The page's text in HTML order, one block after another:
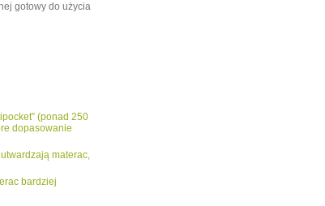
gotowy do użycia
(ponad 250
dopasowanie
materac,
bardziej